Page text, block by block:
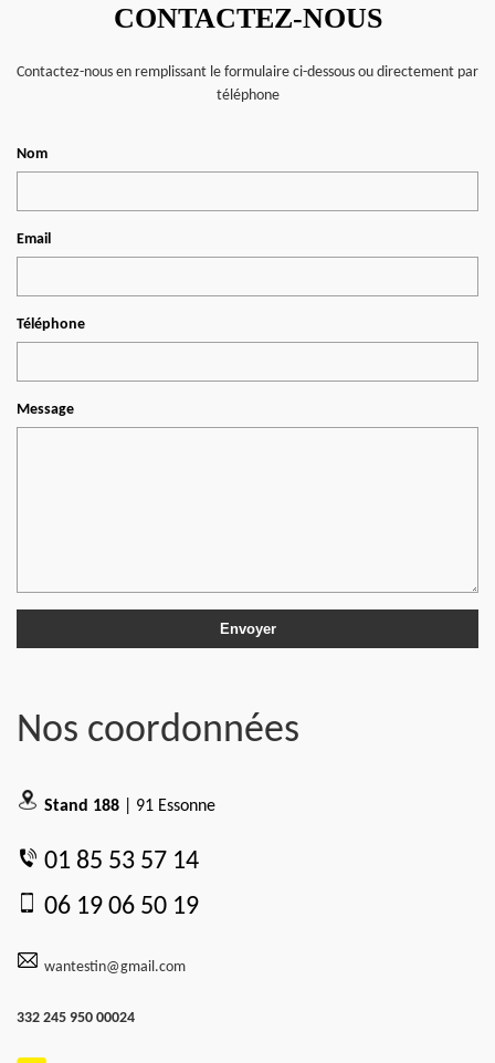
CONTACTEZ-NOUS
Contactez-nous en remplissant le formulaire ci-dessous ou directement par
téléphone
Nom
Email
Téléphone
Message
Nos coordonnées
Stand 188 | 91 Essonne
01 85 53 57 14
06 19 06 50 19
wantestin@gmail.com
332 245 950 00024